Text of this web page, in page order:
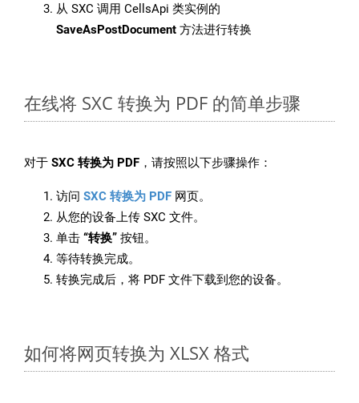
从 SXC 调用 CellsApi 类实例的
SaveAsPostDocument 方法进行转换
在线将 SXC 转换为 PDF 的简单步骤
对于 SXC 转换为 PDF ，请按照以下步骤操作：
访问 SXC 转换为 PDF 网页。
从您的设备上传 SXC 文件。
单击 “转换” 按钮。
等待转换完成。
转换完成后，将 PDF 文件下载到您的设备。
如何将网页转换为 XLSX 格式